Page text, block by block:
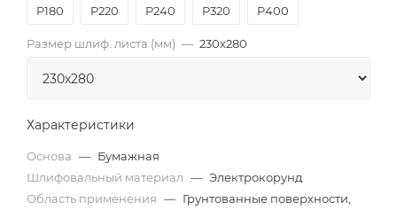
P180 P220 P240 P320 P400
Размер шлиф. листа (мм) — 230х280
Характеристики
Основа — Бумажная
Шлифовальный материал — Электрокорунд
Область применения — Грунтованные поверхности,